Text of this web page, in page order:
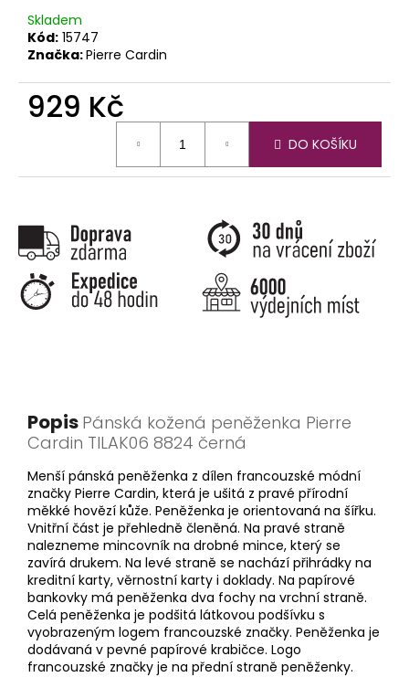
Skladem
Kód: 15747
Značka:Pierre Cardin
929 Kč
DO KOŠÍKU
Popis Pánská kožená peněženka Pierre
Cardin TILAK06 8824 černá
Menší pánská peněženka z dílen francouzské módní
značky Pierre Cardin, která je ušitá z pravé přírodní
měkké hovězí kůže. Peněženka je orientovaná na šířku.
Vnitřní část je přehledně členěná. Na pravé straně
nalezneme mincovník na drobné mince, který se
zavírá drukem. Na levé straně se nachází přihrádky na
kreditní karty, věrnostní karty i doklady. Na papírové
bankovky má peněženka dva fochy na vrchní straně.
Celá peněženka je podšitá látkovou podšívku s
vyobrazeným logem francouzské značky. Peněženka je
dodávaná v pevné papírové krabičce. Logo
francouzské značky je na přední straně peněženky.